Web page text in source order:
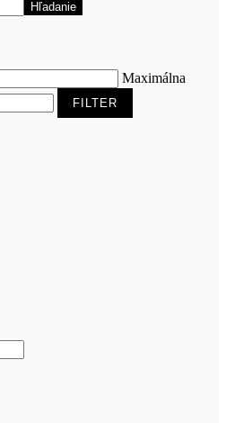
Hľadanie
Maximálna
FILTER